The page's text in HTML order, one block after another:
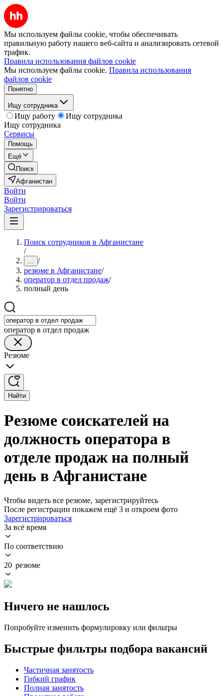
Мы используем файлы cookie, чтобы обеспечивать
правильную работу нашего веб-сайта и анализировать сетевой
трафик.
Правила использования файлов cookie
Мы используем файлы cookie. Правила использования
файлов cookie
Понятно
Ищу сотрудника
Ищу работу
Ищу сотрудника
Ищу сотрудника
Сервисы
Помощь
Ещё
Поиск
Афганистан
Войти
Войти
Зарегистрироваться
Поиск сотрудников в Афганистане
/
... /
резюме в Афганистане/
оператор в отдел продаж/
полный день
оператор в отдел продаж
Резюме
Найти
Резюме соискателей на
должность оператора в
отделе продаж на полный
день в Афганистане
Чтобы видеть все резюме, зарегистрируйтесь
После регистрации покажем ещё 3 и откроем фото
Зарегистрироваться
За всё время
По соответствию
20 резюме
Ничего не нашлось
Попробуйте изменить формулировку или фильтры
Быстрые фильтры подбора вакансий
Частичная занятость
Гибкий график
Полная занятость